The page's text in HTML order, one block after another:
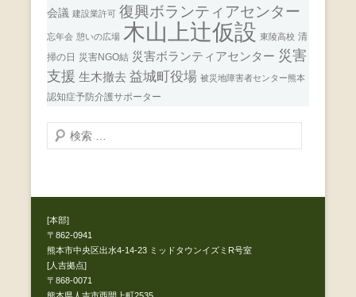
会議 建設業許可 復興ボランティアセンター
忘年会 憩いの広場 木山上辻仮設 東陵高校 清
掃の日 災害NGO結 災害ボランティアセンター 災害
支援 生木撤去 益城町役場 被災地障害者センター熊本
認知症予防介護サポーター
検
索
[本部]
〒862-0941
熊本市中央区出水4-14-23 ミッドタウンイズミR号室
[人吉拠点]
〒868-0071